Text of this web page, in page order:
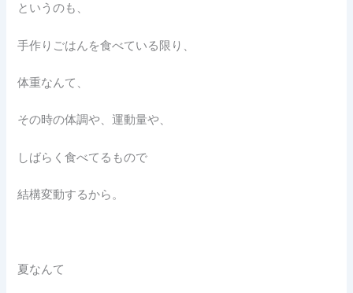
というのも、
手作りごはんを食べている限り、
体重なんて、
その時の体調や、運動量や、
しばらく食べてるもので
結構変動するから。
夏なんて